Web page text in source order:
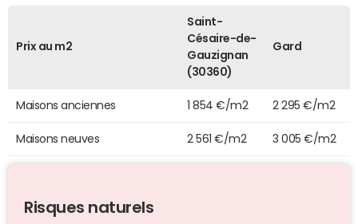
Prix au m2
Saint-
Césaire-de-
Gauzignan
(30360)
Gard
Maisons anciennes 1 854 €/m2 2 295 €/m2
Maisons neuves 2 561 €/m2 3 005 €/m2
Risques naturels